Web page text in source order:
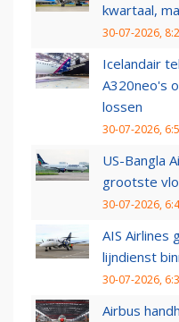
kwartaal,
30-07-2026,
Icelandair
A320neo's
lossen
30-07-2026,
US-Bangla
grootste
30-07-2026,
AIS Airlines
lijndienst
30-07-2026,
Airbus